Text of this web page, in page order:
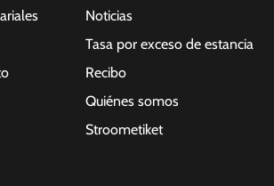
Noticias
Tasa por exceso de estancia
Recibo
Quiénes somos
Stroometiket